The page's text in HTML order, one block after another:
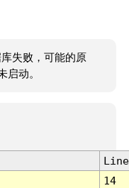
失败，可能的原
启动。
Line
14